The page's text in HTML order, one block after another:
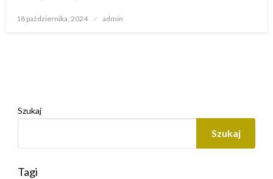
Opublikowane
18 października, 2024 admin
Szukaj
Szukaj
Tagi